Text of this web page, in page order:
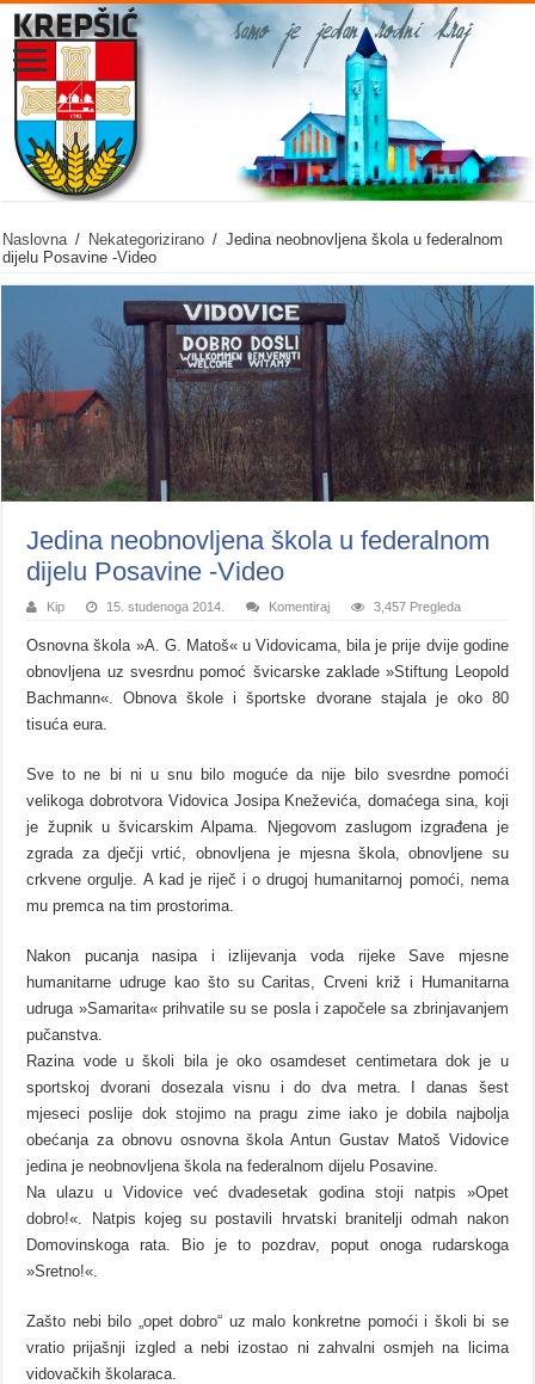
Naslovna / Nekategorizirano / Jedina neobnovljena škola u federalnom
dijelu Posavine -Video
Jedina neobnovljena škola u federalnom
dijelu Posavine -Video
Kip 15. studenoga 2014. Komentiraj 3,457 Pregleda
Osnovna škola »A. G. Matoš« u Vidovicama, bila je prije dvije godine
obnovljena uz svesrdnu pomoć švicarske zaklade »Stiftung Leopold
Bachmann«. Obnova škole i športske dvorane stajala je oko 80
tisuća eura.
Sve to ne bi ni u snu bilo moguće da nije bilo svesrdne pomoći
velikoga dobrotvora Vidovica Josipa Kneževića, domaćega sina, koji
je župnik u švicarskim Alpama. Njegovom zaslugom izgrađena je
zgrada za dječji vrtić, obnovljena je mjesna škola, obnovljene su
crkvene orgulje. A kad je riječ i o drugoj humanitarnoj pomoći, nema
mu premca na tim prostorima.
Nakon pucanja nasipa i izlijevanja voda rijeke Save mjesne
humanitarne udruge kao što su Caritas, Crveni križ i Humanitarna
udruga »Samarita« prihvatile su se posla i započele sa zbrinjavanjem
pučanstva.
Razina vode u školi bila je oko osamdeset centimetara dok je u
sportskoj dvorani dosezala visnu i do dva metra. I danas šest
mjeseci poslije dok stojimo na pragu zime iako je dobila najbolja
obećanja za obnovu osnovna škola Antun Gustav Matoš Vidovice
jedina je neobnovljena škola na federalnom dijelu Posavine.
Na ulazu u Vidovice već dvadesetak godina stoji natpis »Opet
dobro!«. Natpis kojeg su postavili hrvatski branitelji odmah nakon
Domovinskoga rata. Bio je to pozdrav, poput onoga rudarskoga
»Sretno!«.
Zašto nebi bilo „opet dobro“ uz malo konkretne pomoći i školi bi se
vratio prijašnji izgled a nebi izostao ni zahvalni osmjeh na licima
vidovačkih školaraca.